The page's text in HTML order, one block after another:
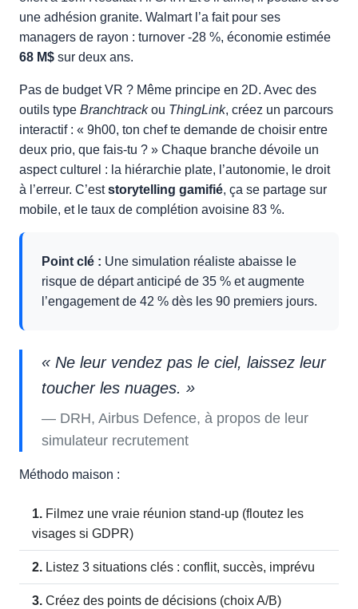
une adhésion granite. Walmart l’a fait pour ses
managers de rayon : turnover -28 %, économie estimée
68 M$ sur deux ans.
Pas de budget VR ? Même principe en 2D. Avec des
outils type Branchtrackou ThingLink, créez un parcours
interactif : « 9h00, ton chef te demande de choisir entre
deux prio, que fais-tu ? » Chaque branche dévoile un
aspect culturel : la hiérarchie plate, l’autonomie, le droit
à l’erreur. C’eststorytelling gamifié, ça se partage sur
mobile, et le taux de complétion avoisine 83 %.
Point clé : Une simulation réaliste abaisse le
risque de départ anticipé de 35 % et augmente
l’engagement de 42 % dès les 90 premiers jours.
« Ne leur vendez pas le ciel, laissez leur
toucher les nuages. »
DRH, Airbus Defence, à propos de leur
simulateur recrutement
Méthodo maison :
1. Filmez une vraie réunion stand-up (floutez les
visages si GDPR)
2. Listez 3 situations clés : conflit, succès, imprévu
3. Créez des points de décisions (choix A/B)